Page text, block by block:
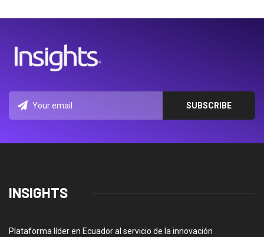
INSIGHTS
Plataforma líder en Ecuador al servicio de la innovación